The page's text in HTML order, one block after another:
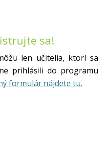
sa!
len učitelia, ktorí sa
prihlásili do programu
formulár nájdete tu.